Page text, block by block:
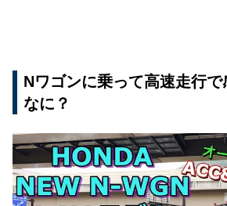
Nワゴンに乗って高速走行
なに？